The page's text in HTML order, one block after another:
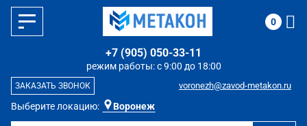
Выберите локацию: Воронеж
режим работы: с 9:00 до 18:00
+7 (905) 050-33-11
voronezh@zavod-metakon.ru
ЗАКАЗАТЬ ЗВОНОК
0